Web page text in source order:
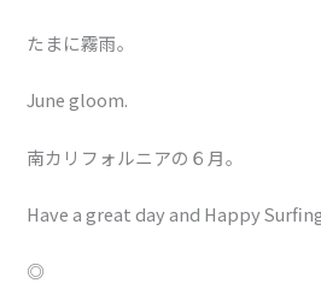
たまに霧雨。
June gloom.
南カリフォルニアの６月。
Have a great day and Happy
◎